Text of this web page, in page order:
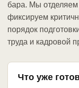
бара. Мы отделяем
фиксируем
порядок
труда и кадровой
Что уже